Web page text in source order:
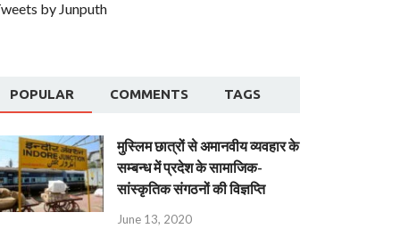
by Junputh
POPULAR COMMENTS TAGS
मुस्लिम छात्रों से अमानवीय व्यवहार के
सम्बन्ध में प्रदेश के सामाजिक-
सांस्कृतिक संगठनों की विज्ञप्ति
June 13, 2020